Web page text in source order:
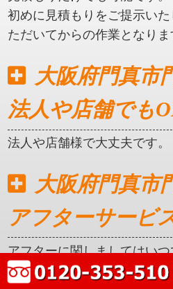
初めに見積もりをご提示い
ただいてからの作業となりま
大阪府門真市
法人や店舗でも
法人や店舗様で大丈夫です。
大阪府門真市
アフターサービ
アフターに関しましてはいつ